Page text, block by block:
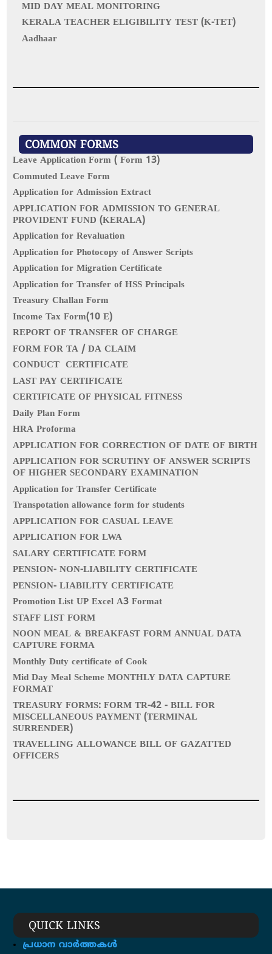
MID DAY MEAL MONITORING
KERALA TEACHER ELIGIBILITY TEST (K-TET)
Aadhaar
COMMON FORMS
Leave Application Form ( Form 13)
Commuted Leave Form
Application for Admission Extract
APPLICATION FOR ADMISSION TO GENERAL
PROVIDENT FUND (KERALA)
Application for Revaluation
Application for Photocopy of Answer Scripts
Application for Migration Certificate
Application for Transfer of HSS Principals
Treasury Challan Form
Income Tax Form(10 E)
REPORT OF TRANSFER OF CHARGE
FORM FOR TA / DA CLAIM
CONDUCT CERTIFICATE
LAST PAY CERTIFICATE
CERTIFICATE OF PHYSICAL FITNESS
Daily Plan Form
HRA Proforma
APPLICATION FOR CORRECTION OF DATE OF BIRTH
APPLICATION FOR SCRUTINY OF ANSWER SCRIPTS
OF HIGHER SECONDARY EXAMINATION
Application for Transfer Certificate
Transpotation allowance form for students
APPLICATION FOR CASUAL LEAVE
APPLICATION FOR LWA
SALARY CERTIFICATE FORM
PENSION- NON-LIABILITY CERTIFICATE
PENSION- LIABILITY CERTIFICATE
Promotion List UP Excel A3 Format
STAFF LIST FORM
NOON MEAL & BREAKFAST FORM ANNUAL DATA
CAPTURE FORMA
Monthly Duty certificate of Cook
Mid Day Meal Scheme MONTHLY DATA CAPTURE
FORMAT
TREASURY FORMS: FORM TR-42 - BILL FOR
MISCELLANEOUS PAYMENT (TERMINAL
SURRENDER)
TRAVELLING ALLOWANCE BILL OF GAZATTED
OFFICERS
QUICK LINKS
പ്രധാന വാർത്തകൾ